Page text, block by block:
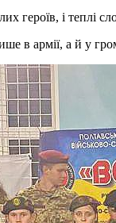
героїв, і теплі
в армії, а й у